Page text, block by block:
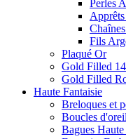
Perles
Fils
Plaqué Or
Gold Filled
Gold Filled
Haute Fantaisie
Breloques et
Boucles
Bagues